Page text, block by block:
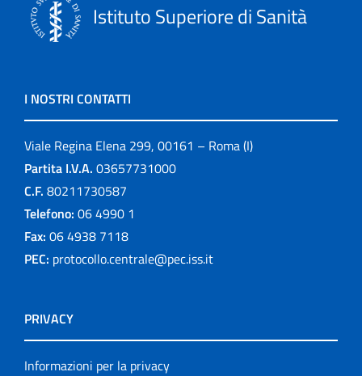
Istituto Superiore di Sanità
I NOSTRI CONTATTI
Viale Regina Elena 299, 00161 – Roma (I)
Partita I.V.A. 03657731000
C.F. 80211730587
Telefono: 06 4990 1
Fax: 06 4938 7118
PEC: protocollo.centrale@pec.iss.it
PRIVACY
Informazioni per la privacy